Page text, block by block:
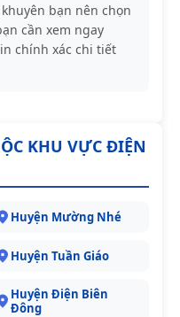
bạn nên chọn
cần xem ngay
chính xác chi tiết
KHU VỰC ĐIỆN
Huyện Mường Nhé
Huyện Tuần Giáo
Huyện Điện Biên
Đông